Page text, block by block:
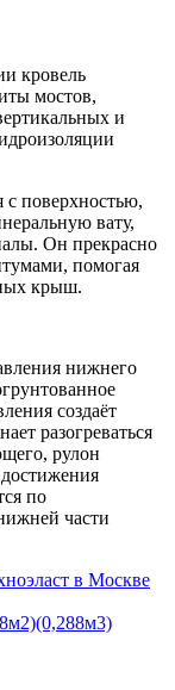
кровель
мостов,
и
с поверхностью,
вату,
Он прекрасно
помогая
крыш.
нижнего
создаёт
разогреваться
рулон
по
части
в Москве